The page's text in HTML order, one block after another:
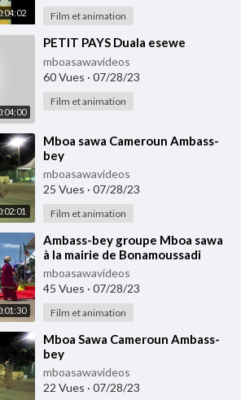
Film et animation
⁣PETIT PAYS Duala esewe
mboasawavideos
60 Vues · 07/28/23
Film et animation
⁣Mboa sawa Cameroun Ambass-
bey
mboasawavideos
25 Vues · 07/28/23
Film et animation
⁣Ambass-bey groupe Mboa sawa
à la mairie de Bonamoussadi
Douala Cameroun 🇨🇲
mboasawavideos
45 Vues · 07/28/23
Film et animation
⁣Mboa Sawa Cameroun Ambass-
bey
mboasawavideos
22 Vues · 07/28/23